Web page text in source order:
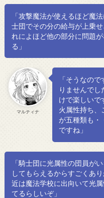
「攻撃魔法が使えるほど魔
士団でその分の給与が上乗
れによほど他の部分に問題
る」
マルティナ
「そうなの
りませんで
けで楽しいで
火属性持ち、
が五種類も・
ですね」
「騎士団に光属性の団員が
してもらえるからすごくあ
近は魔法学校に出向いて光
てるらしいぞ」